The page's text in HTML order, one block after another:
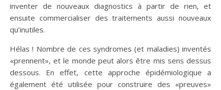
inventer de nouveaux diagnostics à partir de rien, et
ensuite commercialiser des traitements aussi nouveaux
qu’inutiles.
Hélas ! Nombre de ces syndromes (et maladies) inventés
«prennent», et le monde peut alors être mis sens dessus
dessous. En effet, cette approche épidémiologique a
également été utilisée pour construire des «preuves»